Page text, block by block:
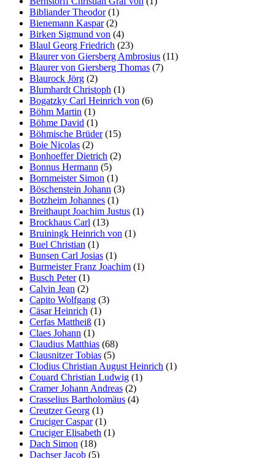
Bibliander Theodor(1)
Bienemann Kaspar(2)
Birken Sigmund von (4)
Blaul Georg Friedrich (23)
Blaurer von Giersberg Ambrosius (11)
Blaurer von Giersberg Thomas (7)
Blaurock Jörg (2)
Blumhardt Christoph (1)
Bogatzky Carl Heinrich von (6)
Böhm Martin (1)
Böhme David (1)
Böhmische Brüder(15)
Boie Nicolas (2)
Bonhoeffer Dietrich (2)
Bonnus Hermann (5)
Bornmeister Simon (1)
Böschenstein Johann (3)
Botzheim Johannes (1)
Breithaupt Joachim Justus (1)
Brockhaus Carl (13)
Bruiningk Heinrich von (1)
Buel Christian (1)
Bunsen Carl Josias (1)
Burmeister Franz Joachim (1)
Busch Peter(1)
Calvin Jean (2)
Capito Wolfgang (3)
Cäsar Heinrich (1)
Cerfas Mattheiß (1)
Claes Johann (1)
Claudius Matthias (68)
Clausnitzer Tobias (5)
Clodius Christian August Heinrich (1)
Couard Christian Ludwig (1)
Cramer Johann Andreas (2)
Crasselius Bartholomäus (4)
Creutzer Georg (1)
Cruciger Caspar(1)
Cruciger Elisabeth (1)
Dach Simon (18)
Dachser Jacob (5)